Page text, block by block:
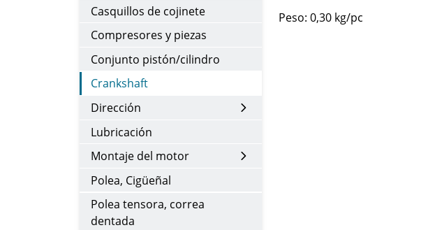
Casquillos de cojinete
Compresores y piezas
Conjunto pistón/cilindro
Crankshaft
Dirección
Lubricación
Montaje del motor
Polea, Cigüeñal
Polea tensora, correa
dentada
Peso: 0,30 kg/pc